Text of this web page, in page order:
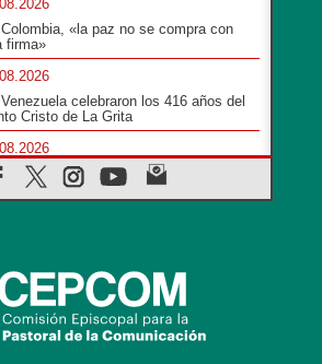
«la paz no se compra con
firma»
celebraron los 416 años del
Cristo de La Grita
Papa: en Santa Ágata contemplamos la
del amor sobre la muerte
el Vicariato Apostólico de Calapán
en diócesis